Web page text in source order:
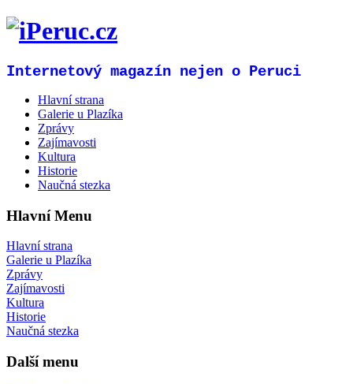
Internetový magazín nejen o Peruci
Hlavní strana
Galerie u Plazíka
Zprávy
Zajímavosti
Kultura
Historie
Naučná stezka
Hlavní Menu
Hlavní strana
Galerie u Plazíka
Zprávy
Zajímavosti
Kultura
Historie
Naučná stezka
Další menu